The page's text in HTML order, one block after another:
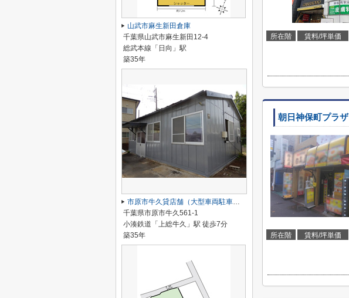
所在階 賃料/坪単価
朝日神保町プラザ
所在階 賃料/坪単価
山武市麻生新田倉庫
千葉県山武市麻生新田12-4
総武本線「日向」駅
築35年
市原市牛久貸店舗（大型車両駐車可）
千葉県市原市牛久561-1
小湊鉄道「上総牛久」駅 徒歩7分
築35年